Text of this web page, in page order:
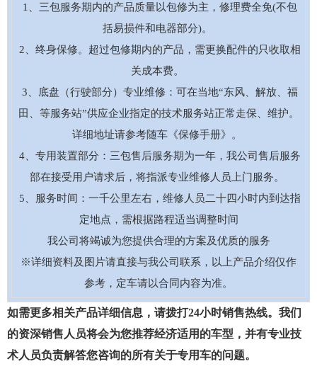
1、三包服务期内的产品质量以包修为主，修理费全免(不包
括易损件和电器部分)。
2、终身保修。超过包修期内的产品，需更换配件的只收取相
关成本费。
3、底盘（行驶部分）专业维修：可在当地“东风、解放、福
田、等服务站”供应企业指定的技术服务站正常走保、维护。
详细地址请参考随车《保修手册》。
4、专用装置部分：三包售后服务期为一年，我公司售后服务
部在接受用户请求后，将指派专业维修人员上门服务。
5、服务时间：一千公里左右，维修人员二十四小时内到达指
定地点，需根据路程适当调整时间
我公司将竭诚为您提供合理的方案及优质的服务
※详细资料及图片请直接与我公司联系，以上产品介绍仅作
参考，定车请以合同内容为准。
如需更多相关产品详细信息， 请拨打24小时销售热线。我们
的资深销售人员将会为您推荐经济适用的车型，并有专业技
术人员负责解答您咨询的所有关于专用车的问题。